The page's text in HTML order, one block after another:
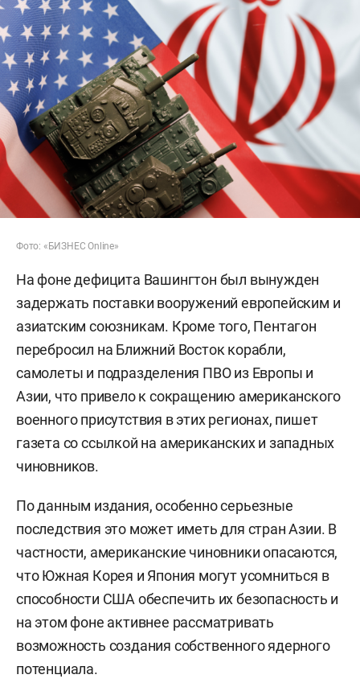
Фото: «БИЗНЕС Online»
На фоне дефицита Вашингтон был вынужден
задержать поставки вооружений европейским и
азиатским союзникам. Кроме того, Пентагон
перебросил на Ближний Восток корабли,
самолеты и подразделения ПВО из Европы и
Азии, что привело к сокращению американского
военного присутствия в этих регионах, пишет
газета со ссылкой на американских и западных
чиновников.
По данным издания, особенно серьезные
последствия это может иметь для стран Азии. В
частности, американские чиновники опасаются,
что Южная Корея и Япония могут усомниться в
способности США обеспечить их безопасность и
на этом фоне активнее рассматривать
возможность создания собственного ядерного
потенциала.